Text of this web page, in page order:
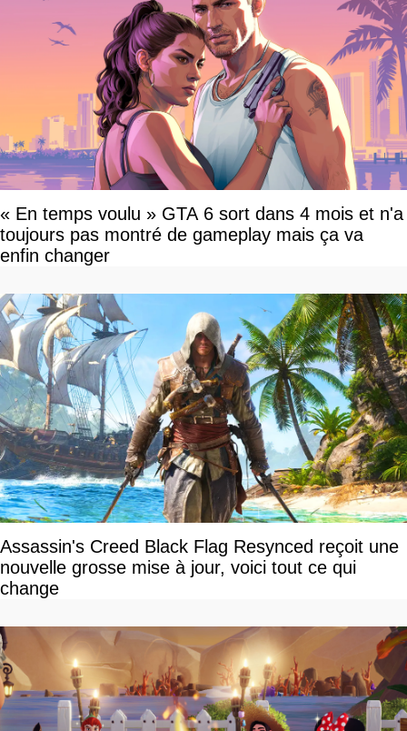
« En temps voulu » GTA 6 sort dans 4 mois et n'a
toujours pas montré de gameplay mais ça va
enfin changer
Assassin's Creed Black Flag Resynced reçoit une
nouvelle grosse mise à jour, voici tout ce qui
change